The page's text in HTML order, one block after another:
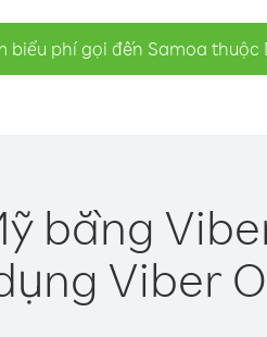
biểu phí gọi đến Samoa thuộc
bằng
Viber